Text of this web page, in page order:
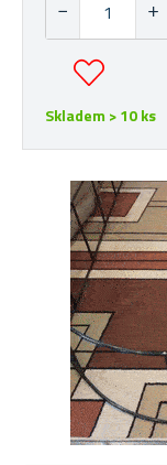
Skladem > 10 ks